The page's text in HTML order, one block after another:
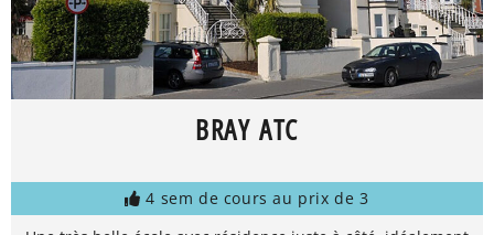
BRAY ATC
4 sem de cours au prix de 3